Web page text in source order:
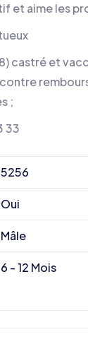
et aime les
castré et
;
33
5256
Oui
Mâle
6 - 12 Mois